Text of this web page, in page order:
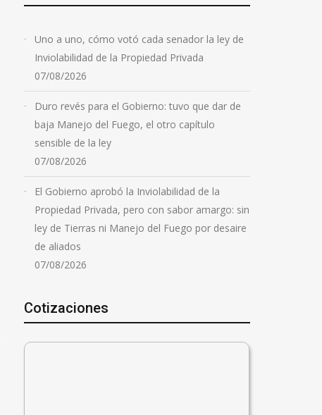
Uno a uno, cómo votó cada senador la ley de
Inviolabilidad de la Propiedad Privada
07/08/2026
Duro revés para el Gobierno: tuvo que dar de
baja Manejo del Fuego, el otro capítulo
sensible de la ley
07/08/2026
El Gobierno aprobó la Inviolabilidad de la
Propiedad Privada, pero con sabor amargo: sin
ley de Tierras ni Manejo del Fuego por desaire
de aliados
07/08/2026
Cotizaciones